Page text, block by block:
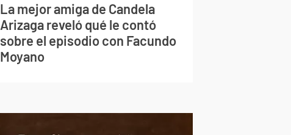
La mejor amiga de Candela
Arizaga reveló qué le contó
sobre el episodio con Facundo
Moyano